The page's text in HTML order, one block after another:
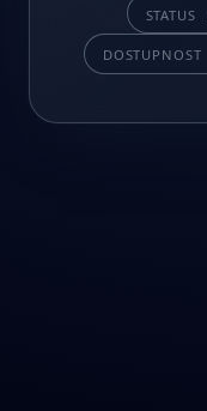
STATUS
DOSTUPNOST